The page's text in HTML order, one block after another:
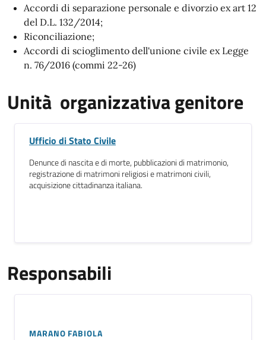
Accordi di separazione personale e divorzio ex art 12
del D.L. 132/2014;
Riconciliazione;
Accordi di scioglimento dell'unione civile ex Legge
n. 76/2016 (commi 22-26)
Unità organizzativa genitore
Ufficio di Stato Civile
Denunce di nascita e di morte, pubblicazioni di matrimonio,
registrazione di matrimoni religiosi e matrimoni civili,
acquisizione cittadinanza italiana.
Responsabili
MARANO FABIOLA